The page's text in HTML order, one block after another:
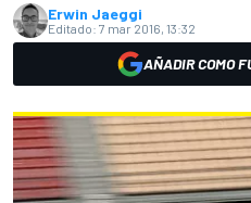
Erwin Jaeggi
Editado: 7 mar 2016, 13:32
AÑADIR COMO